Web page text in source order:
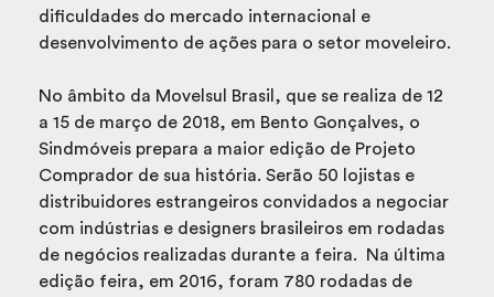
dificuldades do mercado internacional e
desenvolvimento de ações para o setor moveleiro.
No âmbito da Movelsul Brasil, que se realiza de 12
a 15 de março de 2018, em Bento Gonçalves, o
Sindmóveis prepara a maior edição de Projeto
Comprador de sua história. Serão 50 lojistas e
distribuidores estrangeiros convidados a negociar
com indústrias e designers brasileiros em rodadas
de negócios realizadas durante a feira. Na última
edição feira, em 2016, foram 780 rodadas de